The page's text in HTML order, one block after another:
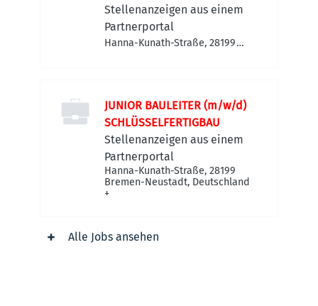
Stellenanzeigen aus einem
Partnerportal
Hanna-Kunath-Straße, 28199
JUNIOR BAULEITER (m/w/d)
SCHLÜSSELFERTIGBAU
Stellenanzeigen aus einem
Partnerportal
Hanna-Kunath-Straße, 28199
Bremen-Neustadt, Deutschland
+
Alle Jobs ansehen